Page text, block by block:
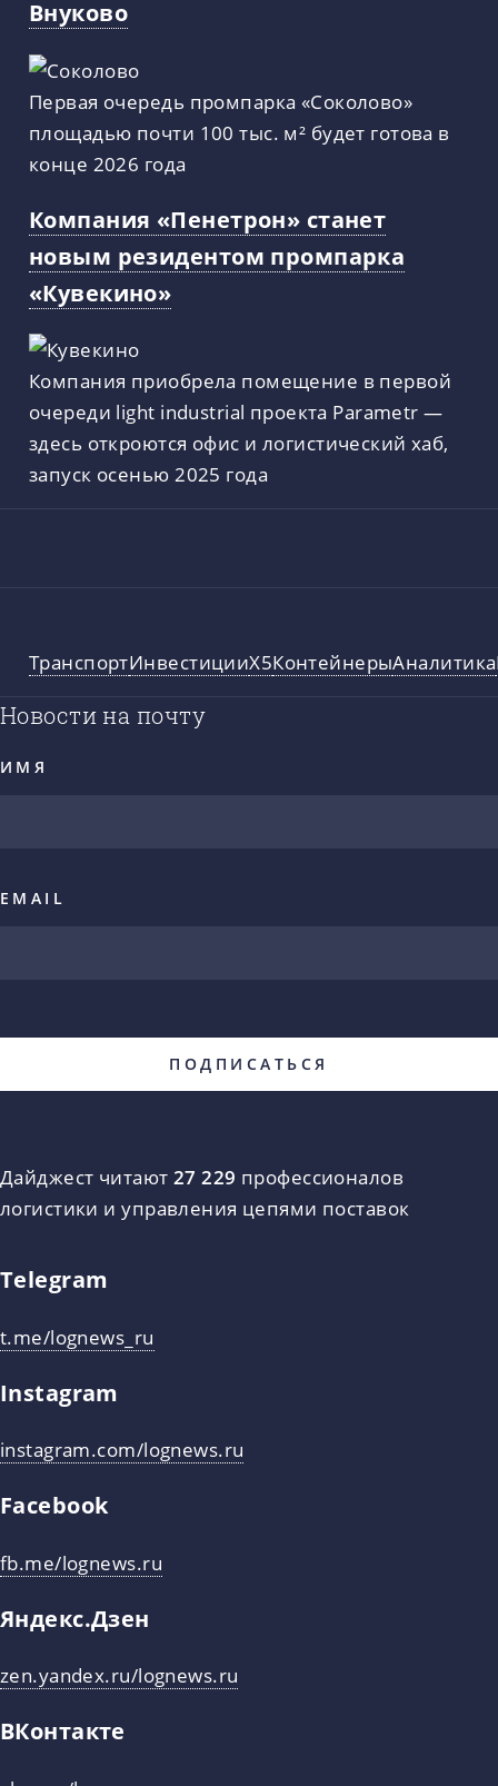
Внуково
Первая очередь промпарка «Соколово»
площадью почти 100 тыс. м² будет готова в
конце 2026 года
Компания «Пенетрон» станет
новым резидентом промпарка
«Кувекино»
Компания приобрела помещение в первой
очереди light industrial проекта Parametr —
здесь откроются офис и логистический хаб,
запуск осенью 2025 года
ТранспортИнвестицииX5КонтейнерыАналитика
Новости на почту
ИМЯ
EMAIL
Дайджест читают 27 229 профессионалов
логистики и управления цепями поставок
Telegram
t.me/lognews_ru
Instagram
instagram.com/lognews.ru
Facebook
fb.me/lognews.ru
Яндекс.Дзен
zen.yandex.ru/lognews.ru
ВКонтакте